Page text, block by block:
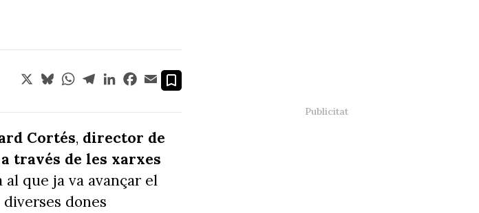
X BlueskyWhatsApp
TelegramLinkedInFacebook
Email
Cortés, director de
través de les xarxes
al que ja va avançar el
dones